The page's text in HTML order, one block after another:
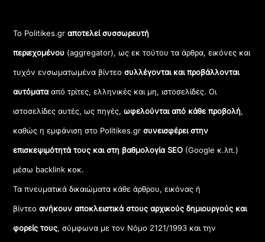
Το Politikes.grαποτελεί συσσωρευτή
περιεχομένου (aggregator), ως εκ τούτου τα άρθρα, εικόνες και
τυχόν ενσωματωμένα βίντεοσυλλέγονται και προβάλλονται
αυτόματααπό τρίτες, ελληνικές και μη, ιστοσελίδες. Οι
ιστοσελίδες αυτές, ως πηγές,ωφελούνται από κάθε προβολή,
καθώς η εμφάνιση στο Politikes.gr συνεισφέρει στην
επισκεψιμότητά τους και στη βαθμολογία SEO (Google κ.λπ.)
μέσω backlink κοκ.
Τα πνευματικά δικαιώματα κάθε άρθρου, εικόνας ή
βίντεοανήκουν αποκλειστικά στους αρχικούς δημιουργούς και
φορείς τους, σύμφωνα με τον Νόμο 2121/1993 και την